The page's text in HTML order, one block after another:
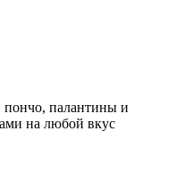
палантины и
на любой вкус